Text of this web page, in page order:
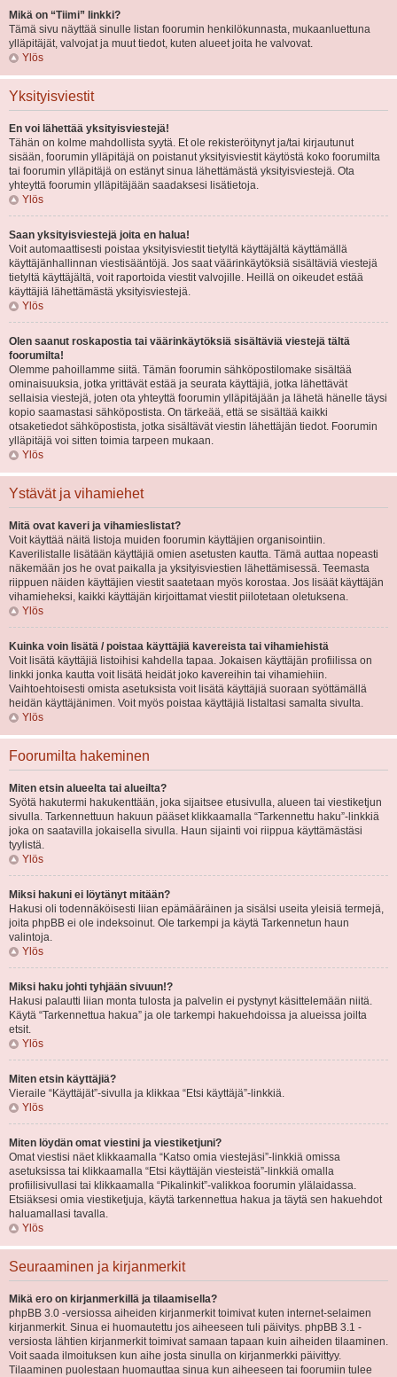
Mikä on “Tiimi” linkki?
Tämä sivu näyttää sinulle listan foorumin henkilökunnasta, mukaanluettuna
ylläpitäjät, valvojat ja muut tiedot, kuten alueet joita he valvovat.
Ylös
Yksityisviestit
En voi lähettää yksityisviestejä!
Tähän on kolme mahdollista syytä. Et ole rekisteröitynyt ja/tai kirjautunut
sisään, foorumin ylläpitäjä on poistanut yksityisviestit käytöstä koko foorumilta
tai foorumin ylläpitäjä on estänyt sinua lähettämästä yksityisviestejä. Ota
yhteyttä foorumin ylläpitäjään saadaksesi lisätietoja.
Ylös
Saan yksityisviestejä joita en halua!
Voit automaattisesti poistaa yksityisviestit tietyltä käyttäjältä käyttämällä
käyttäjänhallinnan viestisääntöjä. Jos saat väärinkäytöksiä sisältäviä viestejä
tietyltä käyttäjältä, voit raportoida viestit valvojille. Heillä on oikeudet estää
käyttäjiä lähettämästä yksityisviestejä.
Ylös
Olen saanut roskapostia tai väärinkäytöksiä sisältäviä viestejä tältä
foorumilta!
Olemme pahoillamme siitä. Tämän foorumin sähköpostilomake sisältää
ominaisuuksia, jotka yrittävät estää ja seurata käyttäjiä, jotka lähettävät
sellaisia viestejä, joten ota yhteyttä foorumin ylläpitäjään ja lähetä hänelle täysi
kopio saamastasi sähköpostista. On tärkeää, että se sisältää kaikki
otsaketiedot sähköpostista, jotka sisältävät viestin lähettäjän tiedot. Foorumin
ylläpitäjä voi sitten toimia tarpeen mukaan.
Ylös
Ystävät ja vihamiehet
Mitä ovat kaveri ja vihamieslistat?
Voit käyttää näitä listoja muiden foorumin käyttäjien organisointiin.
Kaverilistalle lisätään käyttäjiä omien asetusten kautta. Tämä auttaa nopeasti
näkemään jos he ovat paikalla ja yksityisviestien lähettämisessä. Teemasta
riippuen näiden käyttäjien viestit saatetaan myös korostaa. Jos lisäät käyttäjän
vihamieheksi, kaikki käyttäjän kirjoittamat viestit piilotetaan oletuksena.
Ylös
Kuinka voin lisätä / poistaa käyttäjiä kavereista tai vihamiehistä
Voit lisätä käyttäjiä listoihisi kahdella tapaa. Jokaisen käyttäjän profiilissa on
linkki jonka kautta voit lisätä heidät joko kavereihin tai vihamiehiin.
Vaihtoehtoisesti omista asetuksista voit lisätä käyttäjiä suoraan syöttämällä
heidän käyttäjänimen. Voit myös poistaa käyttäjiä listaltasi samalta sivulta.
Ylös
Foorumilta hakeminen
Miten etsin alueelta tai alueilta?
Syötä hakutermi hakukenttään, joka sijaitsee etusivulla, alueen tai viestiketjun
sivulla. Tarkennettuun hakuun pääset klikkaamalla “Tarkennettu haku”-linkkiä
joka on saatavilla jokaisella sivulla. Haun sijainti voi riippua käyttämästäsi
tyylistä.
Ylös
Miksi hakuni ei löytänyt mitään?
Hakusi oli todennäköisesti liian epämääräinen ja sisälsi useita yleisiä termejä,
joita phpBB ei ole indeksoinut. Ole tarkempi ja käytä Tarkennetun haun
valintoja.
Ylös
Miksi haku johti tyhjään sivuun!?
Hakusi palautti liian monta tulosta ja palvelin ei pystynyt käsittelemään niitä.
Käytä “Tarkennettua hakua” ja ole tarkempi hakuehdoissa ja alueissa joilta
etsit.
Ylös
Miten etsin käyttäjiä?
Vieraile “Käyttäjät”-sivulla ja klikkaa “Etsi käyttäjä”-linkkiä.
Ylös
Miten löydän omat viestini ja viestiketjuni?
Omat viestisi näet klikkaamalla “Katso omia viestejäsi”-linkkiä omissa
asetuksissa tai klikkaamalla “Etsi käyttäjän viesteistä”-linkkiä omalla
profiilisivullasi tai klikkaamalla “Pikalinkit”-valikkoa foorumin ylälaidassa.
Etsiäksesi omia viestiketjuja, käytä tarkennettua hakua ja täytä sen hakuehdot
haluamallasi tavalla.
Ylös
Seuraaminen ja kirjanmerkit
Mikä ero on kirjanmerkillä ja tilaamisella?
phpBB 3.0 -versiossa aiheiden kirjanmerkit toimivat kuten internet-selaimen
kirjanmerkit. Sinua ei huomautettu jos aiheeseen tuli päivitys. phpBB 3.1 -
versiosta lähtien kirjanmerkit toimivat samaan tapaan kuin aiheiden tilaaminen.
Voit saada ilmoituksen kun aihe josta sinulla on kirjanmerkki päivittyy.
Tilaaminen puolestaan huomauttaa sinua kun aiheeseen tai foorumiin tulee